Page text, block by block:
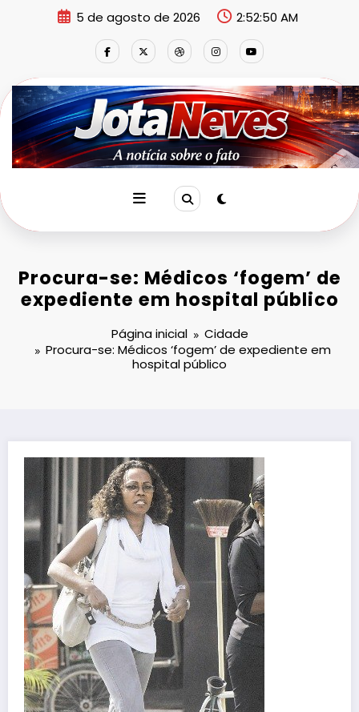
5 de agosto de 2026 2:52:51 AM
Procura-se: Médicos ‘fogem’ de
expediente em hospital público
Página inicial
Cidade
Procura-se: Médicos ‘fogem’ de expediente em
hospital público